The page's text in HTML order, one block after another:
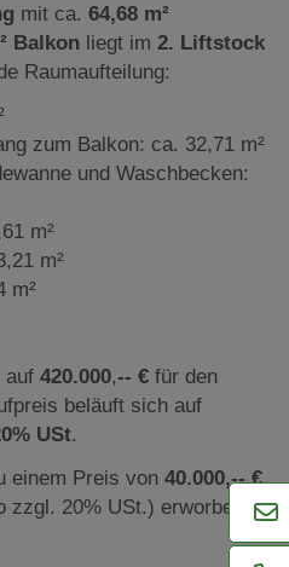
mit ca. 64,68 m²
Balkon liegt im 2. Liftstock
Raumaufteilung:
zum Balkon: ca. 32,71 m²
und Waschbecken:
m²
m²
m²
auf 420.000,-- € für den
beläuft sich auf
USt.
einem Preis von 40.000,-- €
zzgl. 20% USt.) erworben